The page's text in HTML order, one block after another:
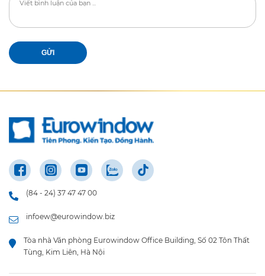
GỬI
(84 - 24) 37 47 47 00
infoew@eurowindow.biz
Tòa nhà Văn phòng Eurowindow Office Building, Số 02 Tôn Thất
Tùng, Kim Liên, Hà Nội